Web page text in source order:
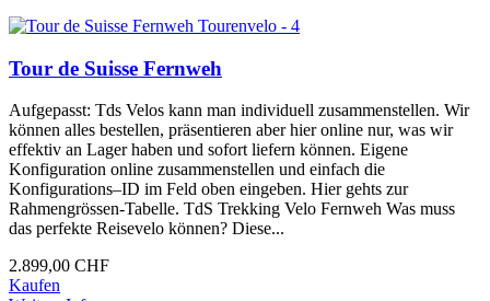
Tour de Suisse Fernweh
Aufgepasst: Tds Velos kann man individuell zusammenstellen. Wir
können alles bestellen, präsentieren aber hier online nur, was wir
effektiv an Lager haben und sofort liefern können. Eigene
Konfiguration online zusammenstellen und einfach die
Konfigurations–ID im Feld oben eingeben. Hier gehts zur
Rahmengrössen-Tabelle. TdS Trekking Velo Fernweh Was muss
das perfekte Reisevelo können? Diese...
2.899,00 CHF
Kaufen